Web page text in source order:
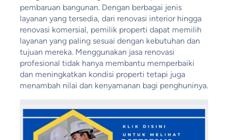
pembaruan bangunan. Dengan berbagai jenis
layanan yang tersedia, dari renovasi interior hingga
renovasi komersial, pemilik properti dapat memilih
layanan yang paling sesuai dengan kebutuhan dan
tujuan mereka. Menggunakan jasa renovasi
profesional tidak hanya membantu memperbaiki
dan meningkatkan kondisi properti tetapi juga
menambah nilai dan kenyamanan bagi penghuninya.